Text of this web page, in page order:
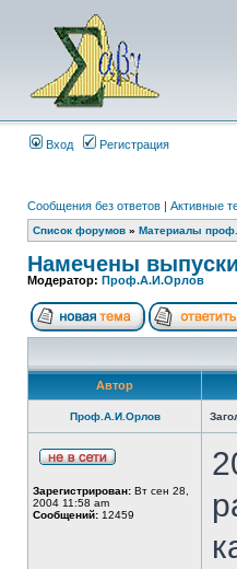
Вход Регистрация
Сообщения без ответов | Активные
Список форумов » Материалы
Намечены
Модератор: Проф.А.И.Орлов
Автор
Проф.А.И.Орлов
Зарегистрирован: Вт сен 28,
2004 11:58 am
Сообщений: 12459